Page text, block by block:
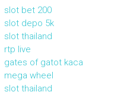
slot bet 200
slot depo 5k
slot thailand
rtp live
gates of gatot kaca
mega wheel
slot thailand